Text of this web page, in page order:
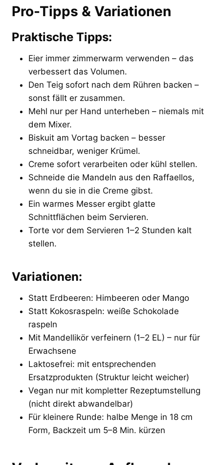
Pro-Tipps & Variationen
Praktische Tipps:
Eier immer zimmerwarm verwenden – das
verbessert das Volumen.
Den Teig sofort nach dem Rühren backen –
sonst fällt er zusammen.
Mehl nur per Hand unterheben – niemals mit
dem Mixer.
Biskuit am Vortag backen – besser
schneidbar, weniger Krümel.
Creme sofort verarbeiten oder kühl stellen.
Schneide die Mandeln aus den Raffaellos,
wenn du sie in die Creme gibst.
Ein warmes Messer ergibt glatte
Schnittflächen beim Servieren.
Torte vor dem Servieren 1–2 Stunden kalt
stellen.
Variationen:
Statt Erdbeeren: Himbeeren oder Mango
Statt Kokosraspeln: weiße Schokolade
raspeln
Mit Mandellikör verfeinern (1–2 EL) – nur für
Erwachsene
Laktosefrei: mit entsprechenden
Ersatzprodukten (Struktur leicht weicher)
Vegan nur mit kompletter Rezeptumstellung
(nicht direkt abwandelbar)
Für kleinere Runde: halbe Menge in 18 cm
Form, Backzeit um 5–8 Min. kürzen